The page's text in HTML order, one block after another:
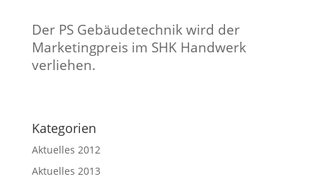
Der PS Gebäudetechnik wird der
Marketingpreis im SHK Handwerk
verliehen.
Kategorien
Aktuelles 2012
Aktuelles 2013